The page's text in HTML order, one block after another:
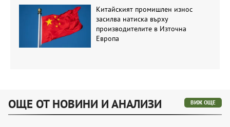
Китайският промишлен износ
засилва натиска върху
производителите в Източна
Европа
ОЩЕ ОТ НОВИНИ И АНАЛИЗИ ВИЖ ОЩЕ